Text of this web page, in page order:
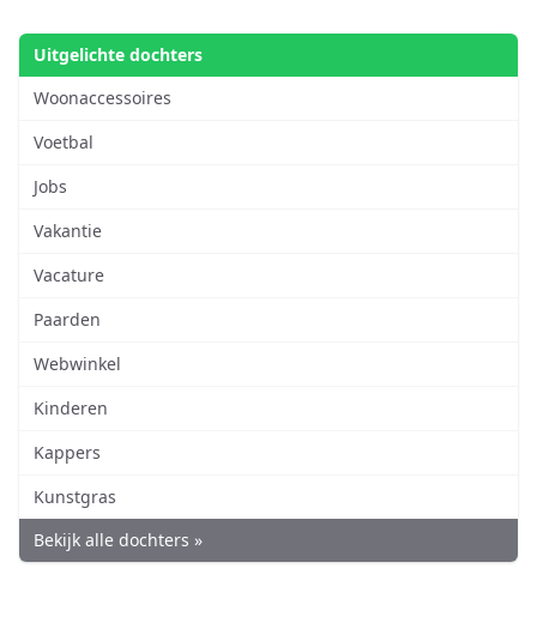
Uitgelichte dochters
Woonaccessoires
Voetbal
Jobs
Vakantie
Vacature
Paarden
Webwinkel
Kinderen
Kappers
Kunstgras
Bekijk alle dochters »